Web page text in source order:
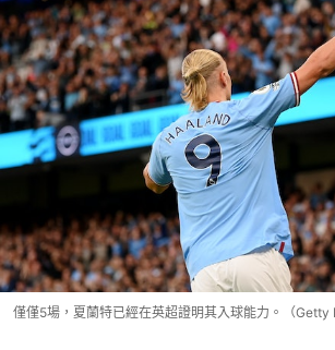
僅僅5場，夏蘭特已經在英超證明其入球能力。（Getty